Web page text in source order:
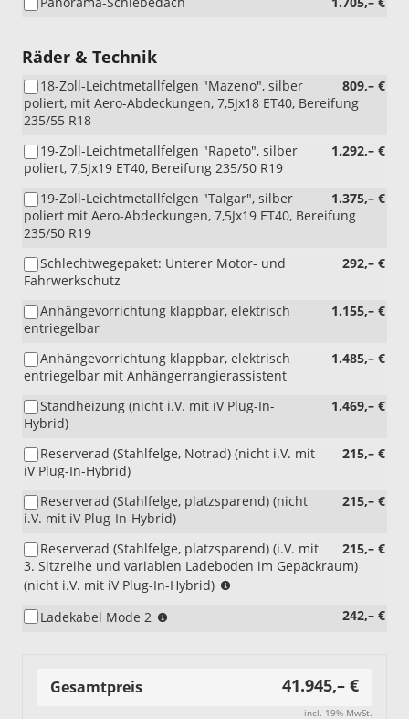
Räder & Technik
809,– €
18-Zoll-Leichtmetallfelgen "Mazeno", silber
poliert, mit Aero-Abdeckungen, 7,5Jx18 ET40, Bereifung
235/55 R18
1.292,– €
19-Zoll-Leichtmetallfelgen "Rapeto", silber
poliert, 7,5Jx19 ET40, Bereifung 235/50 R19
1.375,– €
19-Zoll-Leichtmetallfelgen "Talgar", silber
poliert mit Aero-Abdeckungen, 7,5Jx19 ET40, Bereifung
235/50 R19
292,– €
Schlechtwegepaket: Unterer Motor- und
Fahrwerkschutz
1.155,– €
Anhängevorrichtung klappbar, elektrisch
entriegelbar
1.485,– €
Anhängevorrichtung klappbar, elektrisch
entriegelbar mit Anhängerrangierassistent
1.469,– €
Standheizung (nicht i.V. mit iV Plug-In-
Hybrid)
215,– €
Reserverad (Stahlfelge, Notrad) (nicht i.V. mit
iV Plug-In-Hybrid)
215,– €
Reserverad (Stahlfelge, platzsparend) (nicht
i.V. mit iV Plug-In-Hybrid)
215,– €
Reserverad (Stahlfelge, platzsparend) (i.V. mit
3. Sitzreihe und variablen Ladeboden im Gepäckraum)
(nicht i.V. mit iV Plug-In-Hybrid)
Ladeboden
242,– €
Ladekabel Mode 2
Gesamtpreis 41.945,– €
incl. 19% MwSt.